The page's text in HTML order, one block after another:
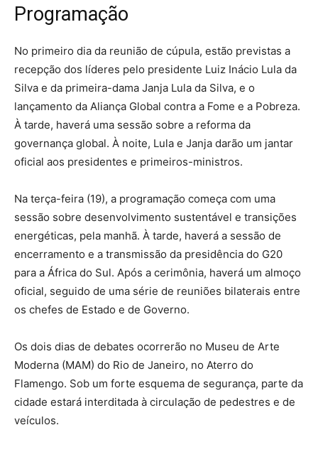
Programação
No primeiro dia da reunião de cúpula, estão previstas a
recepção dos líderes pelo presidente Luiz Inácio Lula da
Silva e da primeira-dama Janja Lula da Silva, e o
lançamento da Aliança Global contra a Fome e a Pobreza.
À tarde, haverá uma sessão sobre a reforma da
governança global. À noite, Lula e Janja darão um jantar
oficial aos presidentes e primeiros-ministros.
Na terça-feira (19), a programação começa com uma
sessão sobre desenvolvimento sustentável e transições
energéticas, pela manhã. À tarde, haverá a sessão de
encerramento e a transmissão da presidência do G20
para a África do Sul. Após a cerimônia, haverá um almoço
oficial, seguido de uma série de reuniões bilaterais entre
os chefes de Estado e de Governo.
Os dois dias de debates ocorrerão no Museu de Arte
Moderna (MAM) do Rio de Janeiro, no Aterro do
Flamengo. Sob um forte esquema de segurança, parte da
cidade estará interditada à circulação de pedestres e de
veículos.